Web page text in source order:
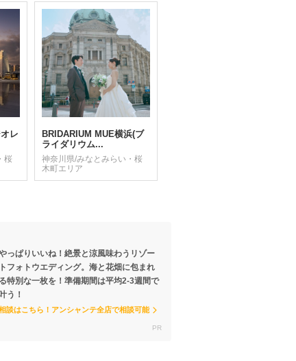
レ
桜
BRIDARIUM MUE横浜(ブ
ライダリウム...
神奈川県/みなとみらい・桜
木町エリア
っぱりいいね！絶景と涼風味わうリゾー
トフォトウエディング。海と花畑に包まれ
る特別な一枚を！準備期間は平均2-3週間で
う！
談はこちら！アンシャンテ全店で相談可能